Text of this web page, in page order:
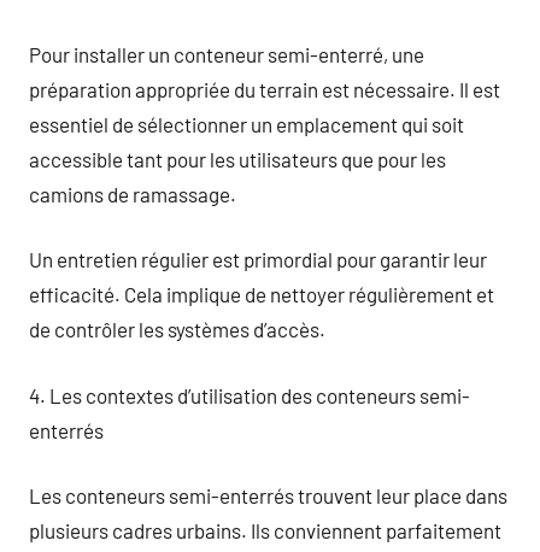
Pour installer un conteneur semi-enterré, une
préparation appropriée du terrain est nécessaire. Il est
essentiel de sélectionner un emplacement qui soit
accessible tant pour les utilisateurs que pour les
camions de ramassage.
Un entretien régulier est primordial pour garantir leur
efficacité. Cela implique de nettoyer régulièrement et
de contrôler les systèmes d’accès.
4. Les contextes d’utilisation des conteneurs semi-
enterrés
Les conteneurs semi-enterrés trouvent leur place dans
plusieurs cadres urbains. Ils conviennent parfaitement